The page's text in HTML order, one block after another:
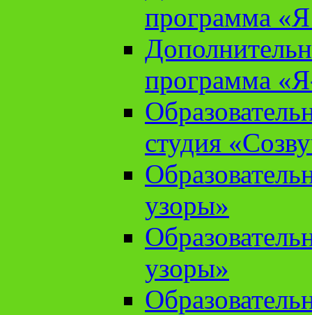
программа «Я
программа
студия
узоры»
узоры»